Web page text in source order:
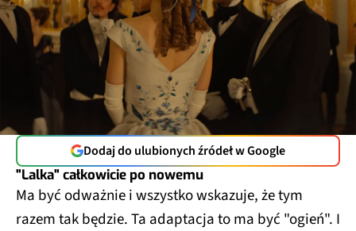
Dodaj do ulubionych źródeł w Google
"Lalka" całkowicie po nowemu
Ma być odważnie i wszystko wskazuje, że tym
razem tak będzie. Ta adaptacja to ma być "ogień". I